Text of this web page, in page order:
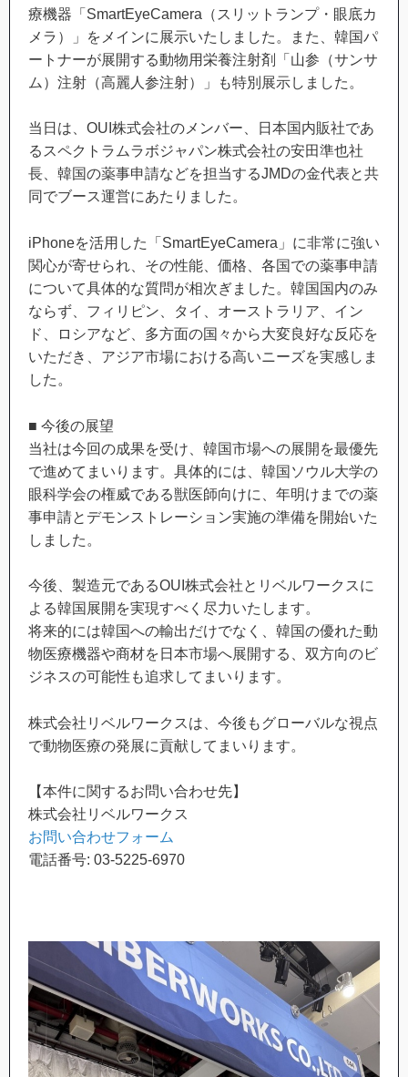
療機器「SmartEyeCamera（スリットランプ・眼底カ
メラ）」をメインに展示いたしました。また、韓国パ
ートナーが展開する動物用栄養注射剤「山参（サンサ
ム）注射（高麗人参注射）」も特別展示しました。
当日は、OUI株式会社のメンバー、日本国内販社であ
るスペクトラムラボジャパン株式会社の安田準也社
長、韓国の薬事申請などを担当するJMDの金代表と共
同でブース運営にあたりました。
iPhoneを活用した「SmartEyeCamera」に非常に強い
関心が寄せられ、その性能、価格、各国での薬事申請
について具体的な質問が相次ぎました。韓国国内のみ
ならず、フィリピン、タイ、オーストラリア、イン
ド、ロシアなど、多方面の国々から大変良好な反応を
いただき、アジア市場における高いニーズを実感しま
した。
■ 今後の展望
当社は今回の成果を受け、韓国市場への展開を最優先
で進めてまいります。具体的には、韓国ソウル大学の
眼科学会の権威である獣医師向けに、年明けまでの薬
事申請とデモンストレーション実施の準備を開始いた
しました。
今後、製造元であるOUI株式会社とリベルワークスに
よる韓国展開を実現すべく尽力いたします。
将来的には韓国への輸出だけでなく、韓国の優れた動
物医療機器や商材を日本市場へ展開する、双方向のビ
ジネスの可能性も追求してまいります。
株式会社リベルワークスは、今後もグローバルな視点
で動物医療の発展に貢献してまいります。
【本件に関するお問い合わせ先】
株式会社リベルワークス
お問い合わせフォーム
電話番号: 03-5225-6970